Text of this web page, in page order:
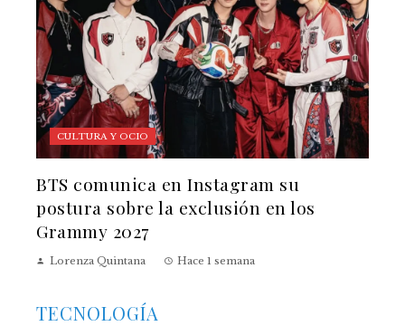
CULTURA Y OCIO
BTS comunica en Instagram su
postura sobre la exclusión en los
Grammy 2027
Lorenza Quintana Hace 1 semana
TECNOLOGÍA